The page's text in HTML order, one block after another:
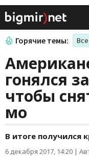
Горячие темы:
гонялся
чтобы
мо
В итоге получился
6 декабря 2017, 14:20 |